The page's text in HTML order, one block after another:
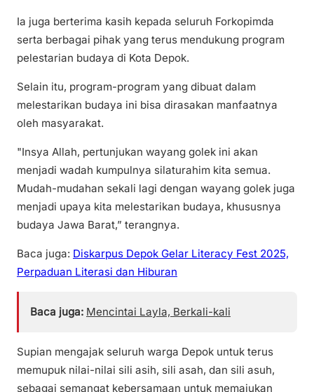
Ia juga berterima kasih kepada seluruh Forkopimda
serta berbagai pihak yang terus mendukung program
pelestarian budaya di Kota Depok.
Selain itu, program-program yang dibuat dalam
melestarikan budaya ini bisa dirasakan manfaatnya
oleh masyarakat.
"Insya Allah, pertunjukan wayang golek ini akan
menjadi wadah kumpulnya silaturahim kita semua.
Mudah-mudahan sekali lagi dengan wayang golek juga
menjadi upaya kita melestarikan budaya, khususnya
budaya Jawa Barat,” terangnya.
Baca juga: Diskarpus Depok Gelar Literacy Fest 2025,
Perpaduan Literasi dan Hiburan
Baca juga: Mencintai Layla, Berkali-kali
Supian mengajak seluruh warga Depok untuk terus
memupuk nilai-nilai sili asih, sili asah, dan sili asuh,
sebagai semangat kebersamaan untuk memajukan